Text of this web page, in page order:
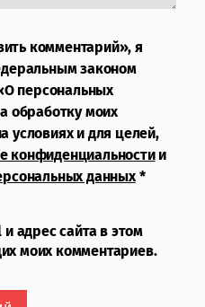
комментарий», я
законом
персональных
обработку моих
условиях и для целей,
конфиденциальностии
данных*
адрес сайта в этом
моих комментариев.